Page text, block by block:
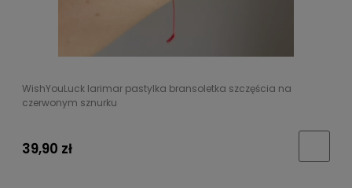
WishYouLuck larimar pastylka bransoletka szczęścia na
czerwonym sznurku
39,90 zł